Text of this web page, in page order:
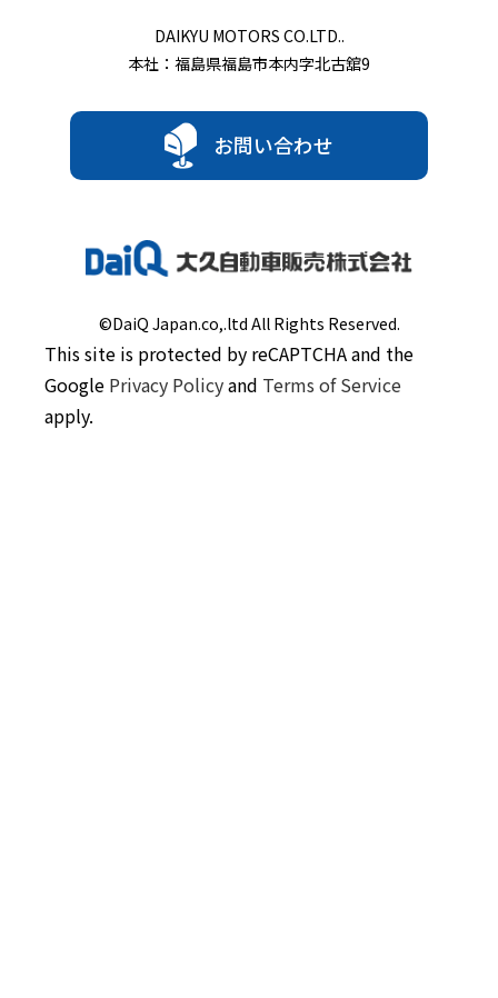
DAIKYU MOTORS CO.LTD..
本社：福島県福島市本内字北古舘9
お問い合わせ
©DaiQ Japan.co,.ltd All Rights Reserved.
This site is protected by reCAPTCHA and the
Google Privacy Policyand Terms of Service
apply.